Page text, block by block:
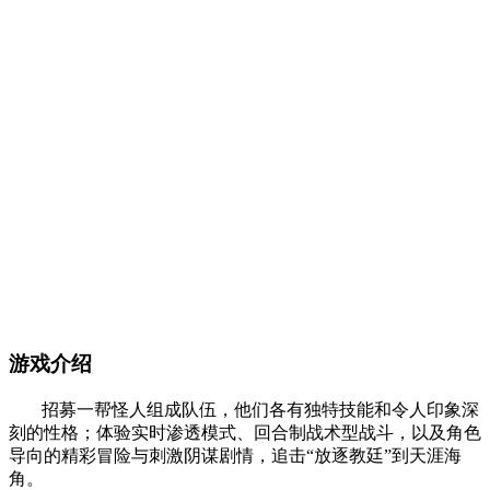
游戏介绍
招募一帮怪人组成队伍，他们各有独特技能和令人印象深
刻的性格；体验实时渗透模式、回合制战术型战斗，以及角色
导向的精彩冒险与刺激阴谋剧情，追击“放逐教廷”到天涯海
角。